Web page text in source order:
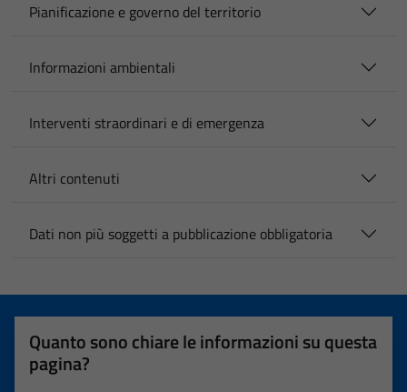
Pianificazione e governo del territorio
Informazioni ambientali
Interventi straordinari e di emergenza
Altri contenuti
Dati non più soggetti a pubblicazione obbligatoria
Quanto sono chiare le informazioni su questa
pagina?